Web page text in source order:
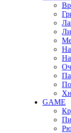
GAME